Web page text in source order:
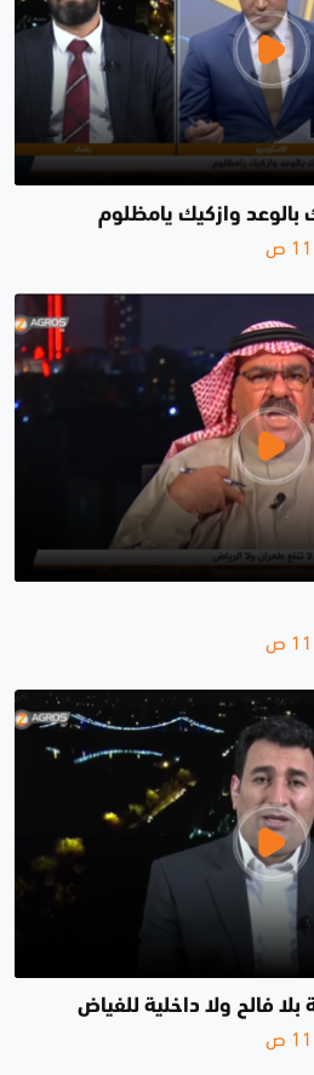
وازكيك يامظلوم
فالح ولا داخلية للفياض